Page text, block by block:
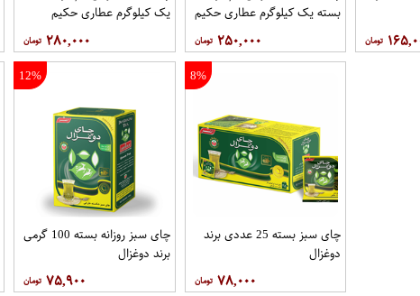
بسته یک کیلوگرم عطاری حکیم
۲۵۰,۰۰۰
یک کیلوگرم عطاری حکیم
۲۸۰,۰۰۰
8%
چای سبز بسته 25 عددی برند
دوغزال
۷۸,۰۰۰
12%
چای سبز روزانه بسته 100 گرمی
برند دوغزال
۷۵,۹۰۰